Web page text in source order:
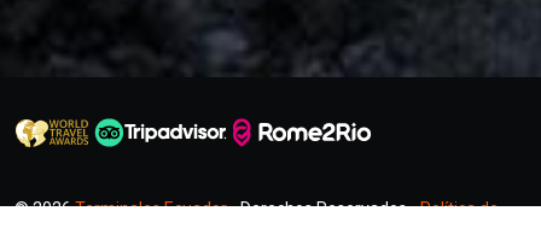
© 2026Terminales Ecuador- Derechos Reservados -Política de